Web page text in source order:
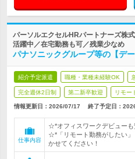
パーソルエクセルHRパートナーズ株
活躍中／在宅勤務も可／残業少なめ
パナソニックグループ等の【デ
紹介予定派遣 職種・業種未経験OK
完全週休2日制 第二新卒歓迎 リモー
情報更新日：2026/07/17 終了予定日：
仕事内容
☆*オフィスワークデビュー
☆*「リモート勤務がしたい
かせてください！